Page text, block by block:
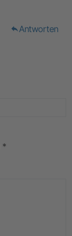
replyAntworten
*